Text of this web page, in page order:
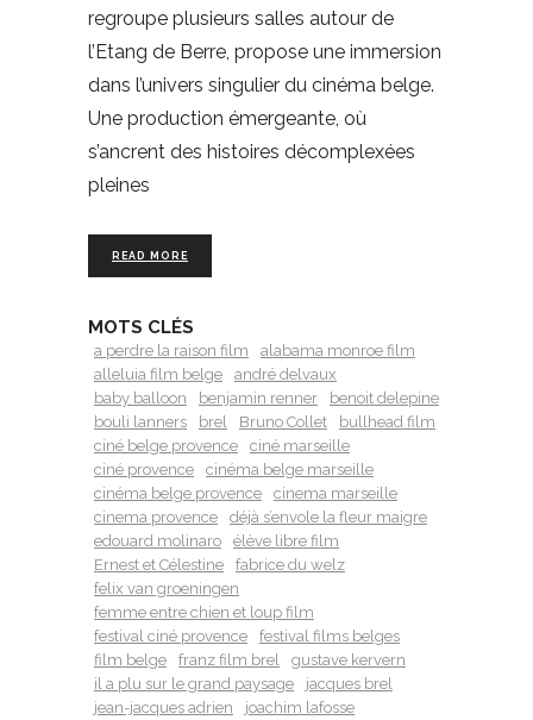
regroupe plusieurs salles autour de
l’Etang de Berre, propose une immersion
dans l’univers singulier du cinéma belge.
Une production émergeante, où
s’ancrent des histoires décomplexées
pleines
READ MORE
MOTS CLÉS
a perdre la raison film
alabama monroe film
alleluia film belge
andré delvaux
baby balloon
benjamin renner
benoit delepine
bouli lanners
brel Bruno Collet
bullhead film
ciné belge provence
ciné marseille
ciné provence
cinéma belge marseille
cinéma belge provence
cinema marseille
cinema provence
déjà s’envole la fleur maigre
edouard molinaro
élève libre film
Ernest et Célestine
fabrice du welz
felix van groeningen
femme entre chien et loup film
festival ciné provence
festival films belges
film belge
franz film brel
gustave kervern
il a plu sur le grand paysage
jacques brel
jean-jacques adrien
joachim lafosse